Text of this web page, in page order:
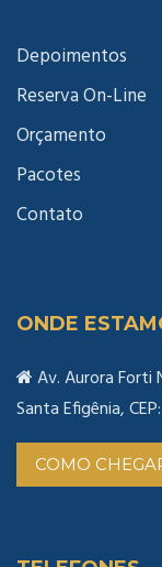
Depoimentos
Reserva On-Line
Orçamento
Pacotes
Contato
ONDE
Av. Aurora Forti
Santa Efigênia,
COMO